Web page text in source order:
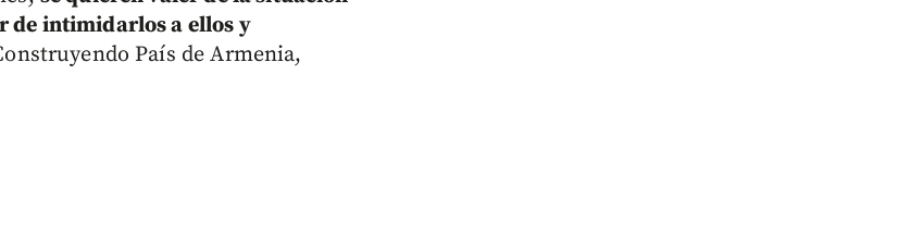
de intimidarlos a ellos y
País de Armenia,